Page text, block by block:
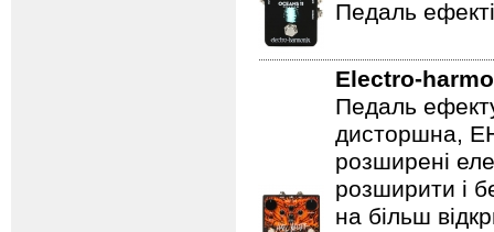
Педаль
Electro-
Педаль
дисторшна,
розширені
розширити і
на більш